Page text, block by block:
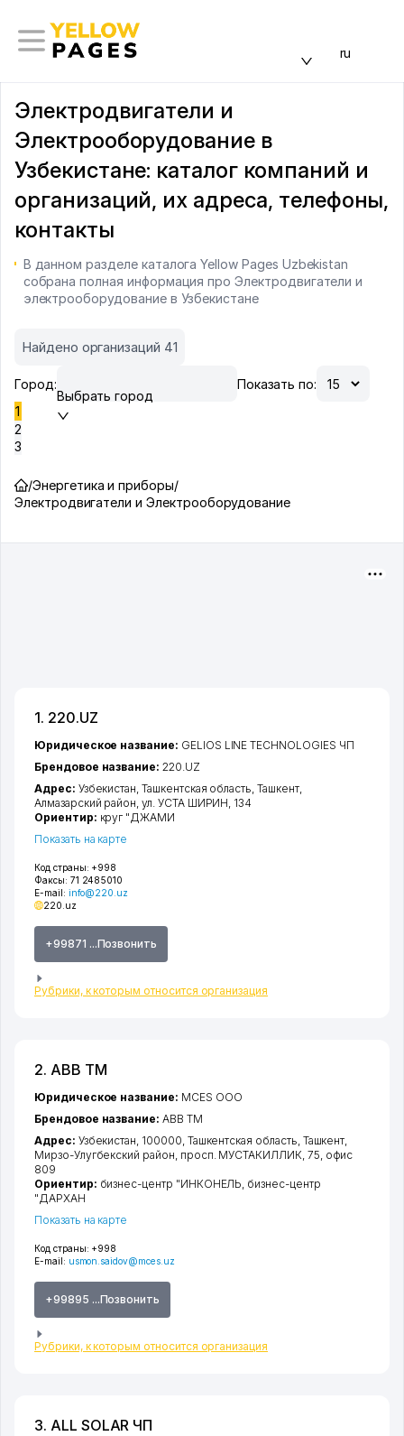
ru
Электродвигатели и
Электрооборудование в
Узбекистане: каталог компаний и
организаций, их адреса, телефоны,
контакты
В данном разделе каталога Yellow Pages Uzbekistan
собрана полная информация про Электродвигатели и
электрооборудование в Узбекистане
Найдено организаций 41
Город:
Выбрать город
Показать по:
1
2
3
/Энергетика и приборы/
Электродвигатели и Электрооборудование
1. 220.UZ
Код страны: +998
Факсы: 71 2485010
E-mail: info@220.uz
220.uz
+99871 ...Позвонить
Рубрики, к которым относится организация
Юридическое название: GELIOS LINE TECHNOLOGIES ЧП
Брендовое название: 220.UZ
Адрес: Узбекистан,Ташкентская область,Ташкент,
Алмазарский район,ул. УСТА ШИРИН, 134
Ориентир: круг "ДЖАМИ
Показать на карте
2. ABB ТМ
Код страны: +998
E-mail: usmon.saidov@mces.uz
+99895 ...Позвонить
Рубрики, к которым относится организация
Юридическое название: MCES ООО
Брендовое название: ABB ТМ
Адрес: Узбекистан, 100000, Ташкентская область, Ташкент,
Мирзо-Улугбекский район, просп. МУСТАКИЛЛИК, 75, офис
809
Ориентир: бизнес-центр "ИНКОНЕЛЬ, бизнес-центр
"ДАРХАН
Показать на карте
3. ALL SOLAR ЧП